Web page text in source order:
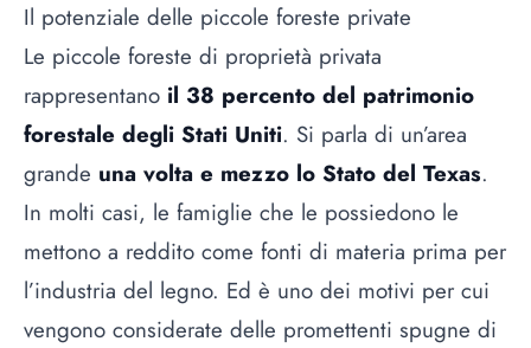
Il potenziale delle piccole foreste private
Le piccole foreste di proprietà privata
rappresentano il 38 percento del patrimonio
forestale degli Stati Uniti. Si parla di un’area
grande una volta e mezzo lo Stato del Texas.
In molti casi, le famiglie che le possiedono le
mettono a reddito come fonti di materia prima per
l’industria del legno. Ed è uno dei motivi per cui
vengono considerate delle promettenti spugne di